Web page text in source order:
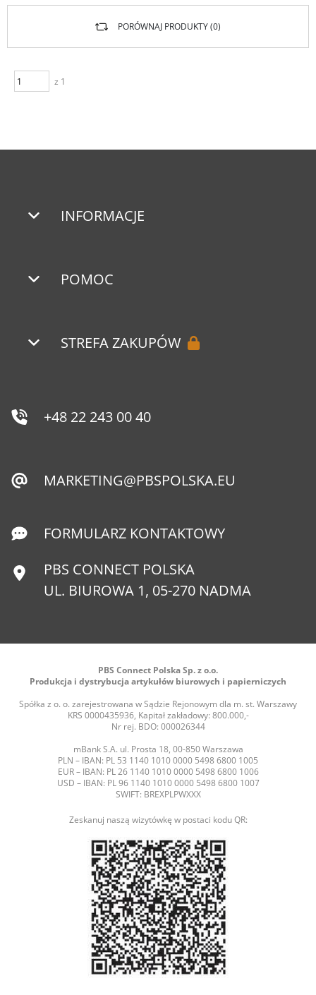
z 1
PORÓWNAJ PRODUKTY (0)
INFORMACJE
POMOC
STREFA ZAKUPÓW
+48 22 243 00 40
MARKETING@PBSPOLSKA.EU
FORMULARZ KONTAKTOWY
PBS CONNECT POLSKA
UL. BIUROWA 1, 05-270 NADMA
PBS Connect Polska Sp. z o.o.
Produkcja i dystrybucja artykułów biurowych i papierniczych
Spółka z o. o. zarejestrowana w Sądzie Rejonowym dla m. st. Warszawy
KRS 0000435936, Kapitał zakładowy: 800.000,-
Nr rej. BDO: 000026344
mBank S.A. ul. Prosta 18, 00-850 Warszawa
PLN – IBAN: PL 53 1140 1010 0000 5498 6800 1005
EUR – IBAN: PL 26 1140 1010 0000 5498 6800 1006
USD – IBAN: PL 96 1140 1010 0000 5498 6800 1007
SWIFT: BREXPLPWXXX
Zeskanuj naszą wizytówkę w postaci kodu QR: